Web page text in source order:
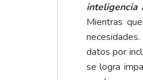
inteligencia
Mientras
datos por
se logra